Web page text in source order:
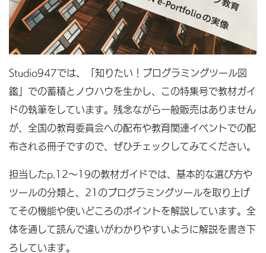
Studio947では、「知りたい！プログラミングツール図
鑑」での蓄積とノウハウを生かし、この特集号で教材ガイ
ドの執筆をしています。残念ながら一般販売はありません
が、全国の教育委員会への配布や教育関連イベントでの配
布される冊子ですので、ぜひチェックしてみてください。
担当したp.12〜19の教材ガイドでは、基本的な選び方や
ツールの分類と、21のプログラミングツールを取り上げ
てその機能や使いどころのポイントを解説しています。全
体を通して読んで違いがわかりやすいように解説を書き下
ろしています。